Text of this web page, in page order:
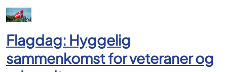
Flagdag: Hyggelig
sammenkomst for veteraner og